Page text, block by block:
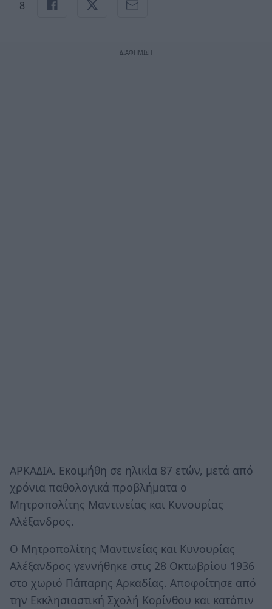
8
ΑΡΚΑΔΙΑ. Εκοιμήθη σε ηλικία 87 ετών, μετά από
χρόνια παθολογικά προβλήματα ο
Μητροπολίτης Μαντινείας και Κυνουρίας
Αλέξανδρος.
Ο Μητροπολίτης Μαντινείας και Κυνουρίας
Αλέξανδρος γεννήθηκε στις 28 Οκτωβρίου 1936
στο χωριό Πάπαρης Αρκαδίας. Αποφοίτησε από
την Εκκλησιαστική Σχολή Κορίνθου και κατόπιν